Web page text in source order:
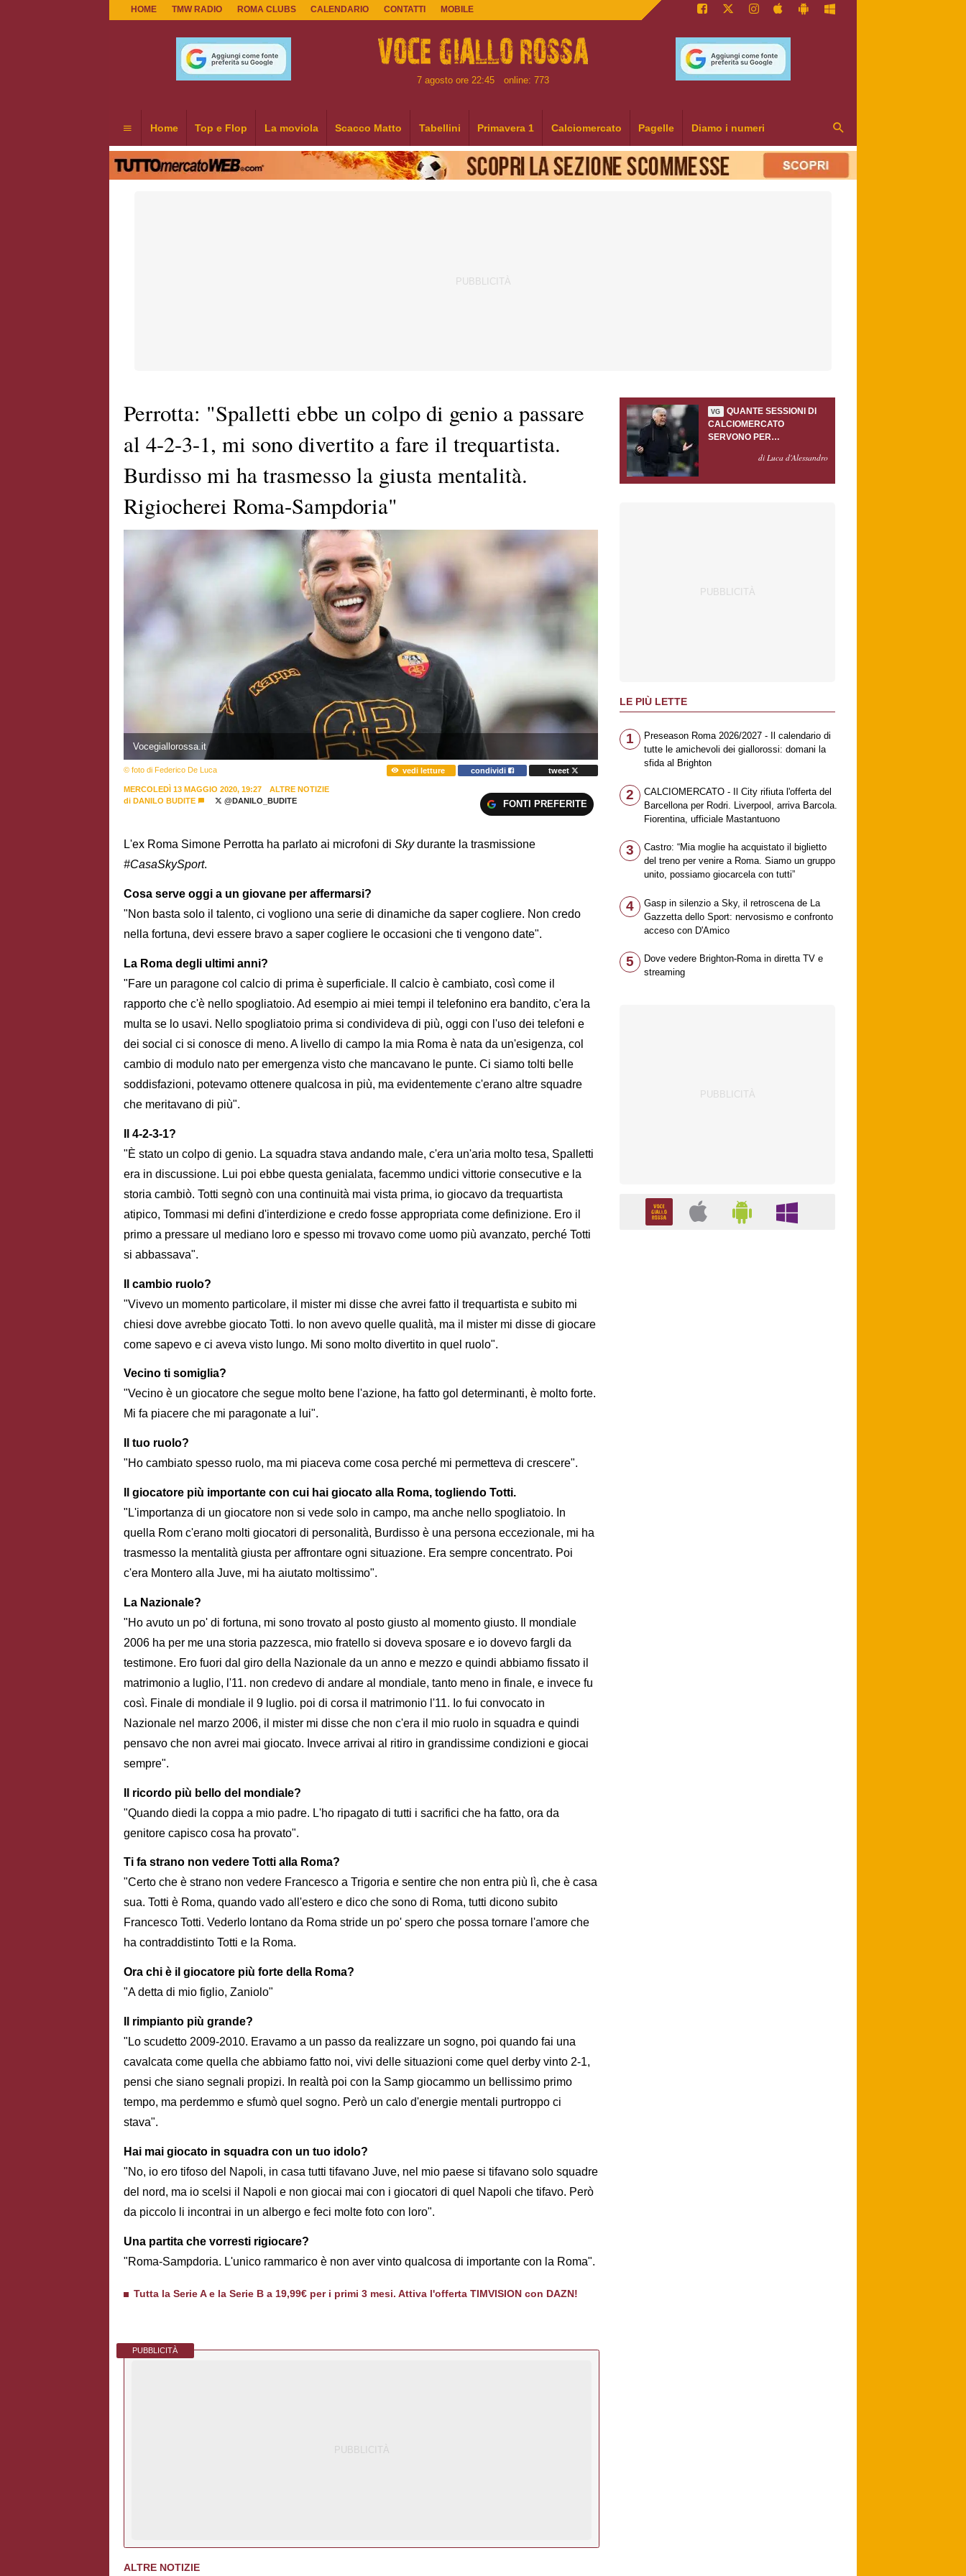
HOME TMW RADIO ROMA CLUBS CALENDARIO CONTATTI MOBILE
7 agosto ore 22:45 online: 773
Home Top e Flop La moviola Scacco Matto Tabellini Primavera 1 Calciomercato Pagelle Diamo i numeri
Perrotta: "Spalletti ebbe un colpo di genio a passare
al 4-2-3-1, mi sono divertito a fare il trequartista.
Burdisso mi ha trasmesso la giusta mentalità.
Rigiocherei Roma-Sampdoria"
Vocegiallorossa.it
© foto di Federico De Luca vedi letture condividi tweet
MERCOLEDÌ 13 MAGGIO 2020, 19:27
ALTRE NOTIZIE
di DANILO BUDITE @DANILO_BUDITE FONTI PREFERITE
L'ex Roma Simone Perrotta ha parlato ai microfoni di Skydurante la trasmissione
#CasaSkySport.
Cosa serve oggi a un giovane per affermarsi?
"Non basta solo il talento, ci vogliono una serie di dinamiche da saper cogliere. Non credo
nella fortuna, devi essere bravo a saper cogliere le occasioni che ti vengono date".
La Roma degli ultimi anni?
"Fare un paragone col calcio di prima è superficiale. Il calcio è cambiato, così come il
rapporto che c'è nello spogliatoio. Ad esempio ai miei tempi il telefonino era bandito, c'era la
multa se lo usavi. Nello spogliatoio prima si condivideva di più, oggi con l'uso dei telefoni e
dei social ci si conosce di meno. A livello di campo la mia Roma è nata da un'esigenza, col
cambio di modulo nato per emergenza visto che mancavano le punte. Ci siamo tolti belle
soddisfazioni, potevamo ottenere qualcosa in più, ma evidentemente c'erano altre squadre
che meritavano di più".
Il 4-2-3-1?
"È stato un colpo di genio. La squadra stava andando male, c'era un'aria molto tesa, Spalletti
era in discussione. Lui poi ebbe questa genialata, facemmo undici vittorie consecutive e la
storia cambiò. Totti segnò con una continuità mai vista prima, io giocavo da trequartista
atipico, Tommasi mi defini d'interdizione e credo fosse appropriata come definizione. Ero il
primo a pressare ul mediano loro e spesso mi trovavo come uomo più avanzato, perché Totti
si abbassava".
Il cambio ruolo?
"Vivevo un momento particolare, il mister mi disse che avrei fatto il trequartista e subito mi
chiesi dove avrebbe giocato Totti. Io non avevo quelle qualità, ma il mister mi disse di giocare
come sapevo e ci aveva visto lungo. Mi sono molto divertito in quel ruolo".
Vecino ti somiglia?
"Vecino è un giocatore che segue molto bene l'azione, ha fatto gol determinanti, è molto forte.
Mi fa piacere che mi paragonate a lui".
Il tuo ruolo?
"Ho cambiato spesso ruolo, ma mi piaceva come cosa perché mi permetteva di crescere".
Il giocatore più importante con cui hai giocato alla Roma, togliendo Totti.
"L'importanza di un giocatore non si vede solo in campo, ma anche nello spogliatoio. In
quella Rom c'erano molti giocatori di personalità, Burdisso è una persona eccezionale, mi ha
trasmesso la mentalità giusta per affrontare ogni situazione. Era sempre concentrato. Poi
c'era Montero alla Juve, mi ha aiutato moltissimo".
La Nazionale?
"Ho avuto un po' di fortuna, mi sono trovato al posto giusto al momento giusto. Il mondiale
2006 ha per me una storia pazzesca, mio fratello si doveva sposare e io dovevo fargli da
testimone. Ero fuori dal giro della Nazionale da un anno e mezzo e quindi abbiamo fissato il
matrimonio a luglio, l'11. non credevo di andare al mondiale, tanto meno in finale, e invece fu
così. Finale di mondiale il 9 luglio. poi di corsa il matrimonio l'11. Io fui convocato in
Nazionale nel marzo 2006, il mister mi disse che non c'era il mio ruolo in squadra e quindi
pensavo che non avrei mai giocato. Invece arrivai al ritiro in grandissime condizioni e giocai
sempre".
Il ricordo più bello del mondiale?
"Quando diedi la coppa a mio padre. L'ho ripagato di tutti i sacrifici che ha fatto, ora da
genitore capisco cosa ha provato".
Ti fa strano non vedere Totti alla Roma?
"Certo che è strano non vedere Francesco a Trigoria e sentire che non entra più lì, che è casa
sua. Totti è Roma, quando vado all'estero e dico che sono di Roma, tutti dicono subito
Francesco Totti. Vederlo lontano da Roma stride un po' spero che possa tornare l'amore che
ha contraddistinto Totti e la Roma.
Ora chi è il giocatore più forte della Roma?
"A detta di mio figlio, Zaniolo"
Il rimpianto più grande?
"Lo scudetto 2009-2010. Eravamo a un passo da realizzare un sogno, poi quando fai una
cavalcata come quella che abbiamo fatto noi, vivi delle situazioni come quel derby vinto 2-1,
pensi che siano segnali propizi. In realtà poi con la Samp giocammo un bellissimo primo
tempo, ma perdemmo e sfumò quel sogno. Però un calo d'energie mentali purtroppo ci
stava".
Hai mai giocato in squadra con un tuo idolo?
"No, io ero tifoso del Napoli, in casa tutti tifavano Juve, nel mio paese si tifavano solo squadre
del nord, ma io scelsi il Napoli e non giocai mai con i giocatori di quel Napoli che tifavo. Però
da piccolo li incontrai in un albergo e feci molte foto con loro".
Una partita che vorresti rigiocare?
"Roma-Sampdoria. L'unico rammarico è non aver vinto qualcosa di importante con la Roma".
Tutta la Serie A e la Serie B a 19,99€ per i primi 3 mesi. Attiva l'offerta TIMVISION con DAZN!
PUBBLICITÀ
ALTRE NOTIZIE
VG
QUANTE SESSIONI DI
CALCIOMERCATO
SERVONO PER
GASPERINI?di Luca d'Alessandro
LE PIÙ LETTE
1
Preseason Roma 2026/2027 - Il calendario di
tutte le amichevoli dei giallorossi: domani la
sfida al Brighton
2
CALCIOMERCATO - Il City rifiuta l'offerta del
Barcellona per Rodri. Liverpool, arriva Barcola.
Fiorentina, ufficiale Mastantuono
3
Castro: “Mia moglie ha acquistato il biglietto
del treno per venire a Roma. Siamo un gruppo
unito, possiamo giocarcela con tutti”
4
Gasp in silenzio a Sky, il retroscena de La
Gazzetta dello Sport: nervosismo e confronto
acceso con D'Amico
5
Dove vedere Brighton-Roma in diretta TV e
streaming